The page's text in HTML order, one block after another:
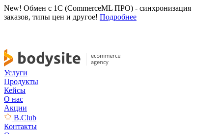
New! Обмен с 1С (CommerceML ПРО) - синхронизация
заказов, типы цен и другое! Подробнее
Услуги
Продукты
Кейсы
О нас
Акции
B.Club
Контакты